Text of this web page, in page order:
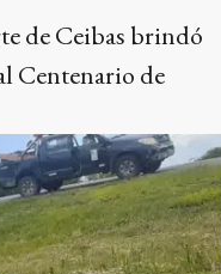
de Ceibas brindó
Centenario de